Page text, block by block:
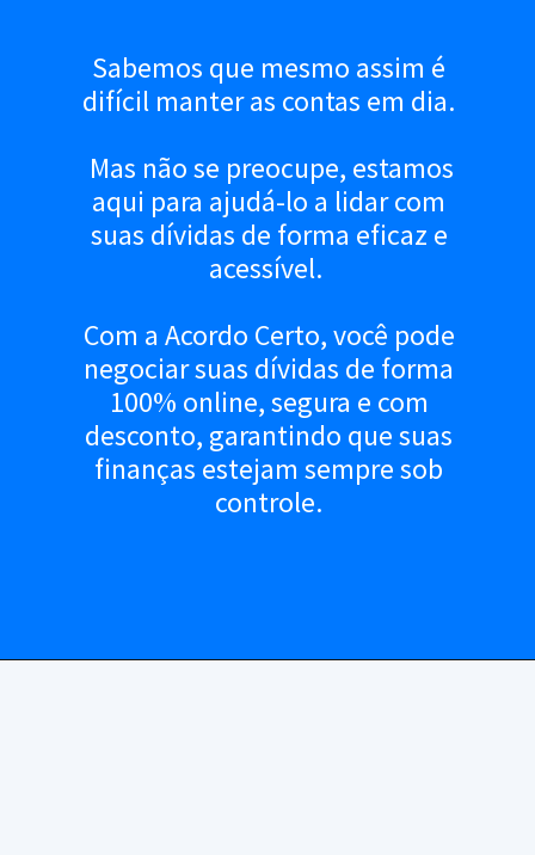
Sabemos que mesmo assim é
difícil manter as contas em dia.
Mas não se preocupe, estamos
aqui para ajudá-lo a lidar com
suas dívidas de forma eficaz e
acessível.
Com a Acordo Certo, você pode
negociar suas dívidas de forma
100% online, segura e com
desconto, garantindo que suas
finanças estejam sempre sob
controle.